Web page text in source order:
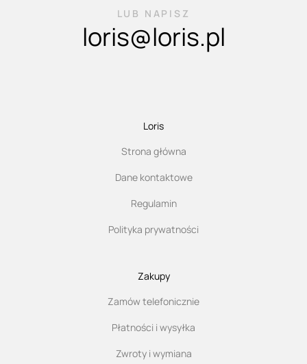
LUB NAPISZ
loris@loris.pl
Loris
Strona główna
Dane kontaktowe
Regulamin
Polityka prywatności
Zakupy
Zamów telefonicznie
Płatności i wysyłka
Zwroty i wymiana